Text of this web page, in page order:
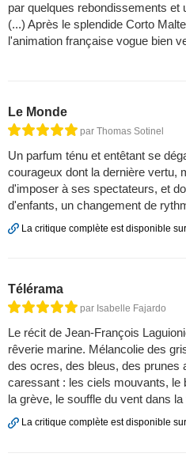
par quelques rebondissements et
(...) Après le splendide Corto
l'animation française vogue bien
Le Monde
par Thomas Sotinel
Un parfum ténu et entêtant se
courageux dont la dernière vertu,
d'imposer à ses spectateurs, et
d'enfants, un changement de
La critique complète est disponible
Télérama
par Isabelle Fajardo
Le récit de Jean-François
rêverie marine. Mélancolie des
des ocres, des bleus, des prunes
caressant : les ciels mouvants, le
la grève, le souffle du vent dans
La critique complète est disponible